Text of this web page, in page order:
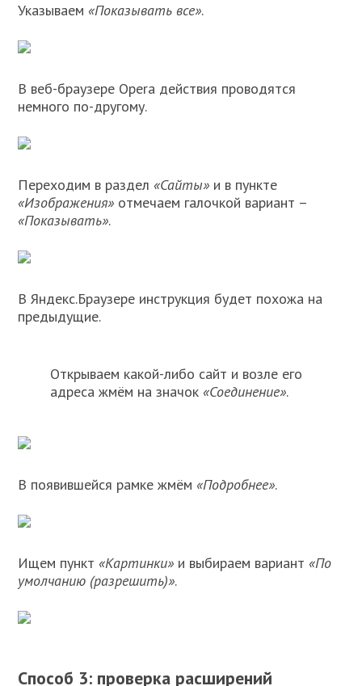
Указываем«Показывать все».
В веб-браузере Opera действия проводятся
немного по-другому.
Переходим в раздел«Сайты» и в пункте
«Изображения» отмечаем галочкой вариант –
«Показывать».
В Яндекс.Браузере инструкция будет похожа на
предыдущие.
Открываем какой-либо сайт и возле его
адреса жмём на значок«Соединение».
В появившейся рамке жмём«Подробнее».
Ищем пункт«Картинки» и выбираем вариант«По
умолчанию (разрешить)».
Способ 3: проверка расширений